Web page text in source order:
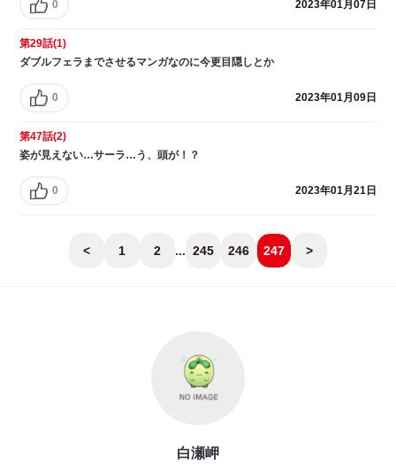
0 2023年01月07日
第29話(1)
ダブルフェラまでさせるマンガなのに今更目隠しとか
0 2023年01月09日
第47話(2)
姿が見えない…サーラ…う、頭が！？
0 2023年01月21日
< 1 2 ... 245 246 247 >
白瀬岬